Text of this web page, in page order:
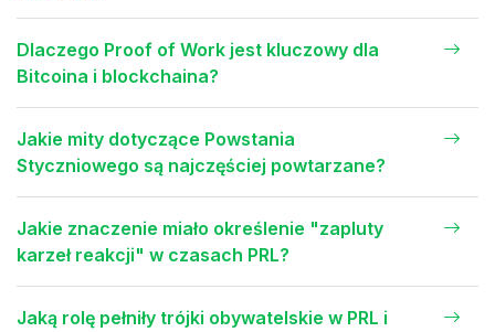
Dlaczego Proof of Work jest kluczowy dla
Bitcoina i blockchaina?
Jakie mity dotyczące Powstania
Styczniowego są najczęściej powtarzane?
Jakie znaczenie miało określenie "zapluty
karzeł reakcji" w czasach PRL?
Jaką rolę pełniły trójki obywatelskie w PRL i